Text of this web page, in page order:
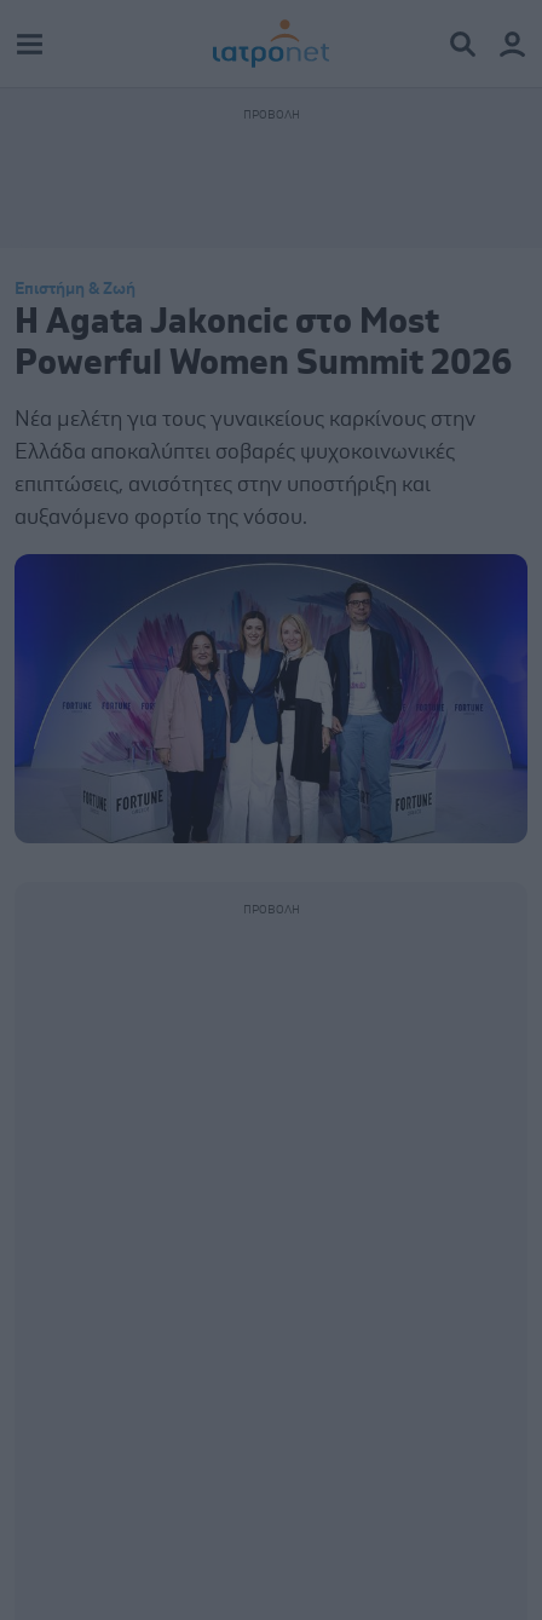
Επιστήμη & Ζωή
Η Agata Jakoncic στο Most
Powerful Women Summit 2026
Νέα μελέτη για τους γυναικείους καρκίνους στην
Ελλάδα αποκαλύπτει σοβαρές ψυχοκοινωνικές
επιπτώσεις, ανισότητες στην υποστήριξη και
αυξανόμενο φορτίο της νόσου.